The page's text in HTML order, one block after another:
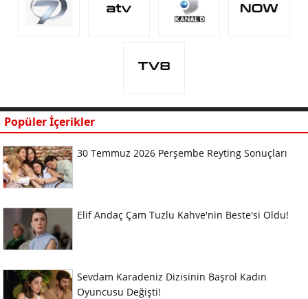
Popüler İçerikler
30 Temmuz 2026 Perşembe Reyting Sonuçları
Elif Andaç Çam Tuzlu Kahve'nin Beste'si Oldu!
Sevdam Karadeniz Dizisinin Başrol Kadın
Oyuncusu Değişti!